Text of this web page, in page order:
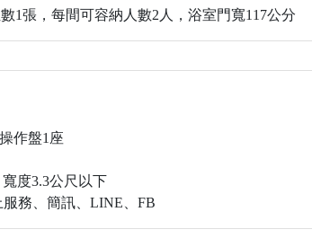
1張，每間可容納人數2人，浴室門寬117公分
作盤1座
度3.3公尺以下
務、簡訊、LINE、FB